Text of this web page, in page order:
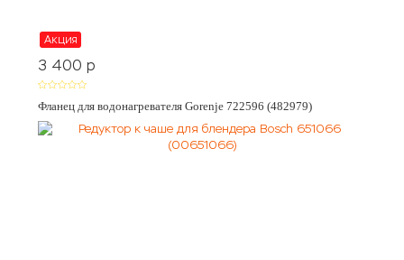
Акция
3 400 p
Фланец для водонагревателя Gorenje 722596 (482979)